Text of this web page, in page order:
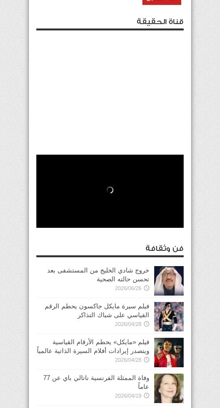
قناة الحقيقة
فن وثقافة
خروج شادي الخليج من المستشفى بعد
تحسن حالته الصحية
2026/06/26
فيلم سيرة مايكل جاكسون يحطم الرقم
القياسي على شباك التذاكر
2026/04/28
فيلم «مايكل» يحطم الأرقام القياسية
ويتصدر إيرادات أفلام السيرة الذاتية عالمياً
2026/04/28
وفاة الممثلة الفرنسية ناتالي باي عن 77
عاماً
2026/04/19